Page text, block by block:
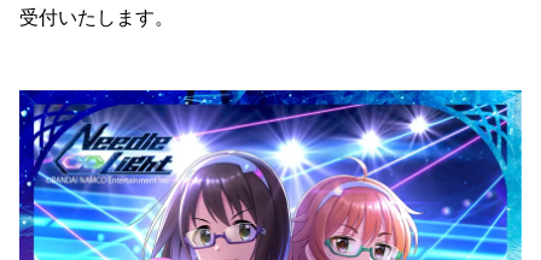
受付いたします。